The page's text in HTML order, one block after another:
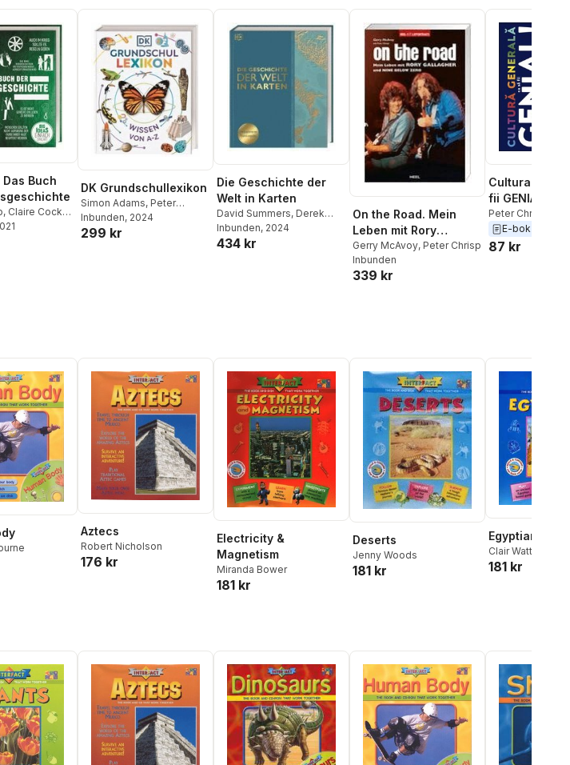
Buch
, Claire Cock-
Cowell
DK Grundschullexikon
Simon Adams, Peter
Chrisp,Emily Dodd
Fox,Rupert Matthews
Inbunden, 2024
299 kr
Die Geschichte der
Welt in Karten
David Summers, Derek
Harvey,Peter Chrisp
Jeremy Harwood
Inbunden, 2024
434 kr
On the Road. Mein
Leben mit Rory
Gallagher und Nine
Below Zero
Gerry McAvoy, Peter Chrisp
Inbunden
339 kr
Cultura
fii GENIAL!
Peter Chrisp
E-bok
87 kr
Aztecs
Robert Nicholson
176 kr
Electricity &
Magnetism
Miranda Bower
181 kr
Deserts
Jenny Woods
181 kr
Egyptians
Clair Watts
Nicholson
181 kr